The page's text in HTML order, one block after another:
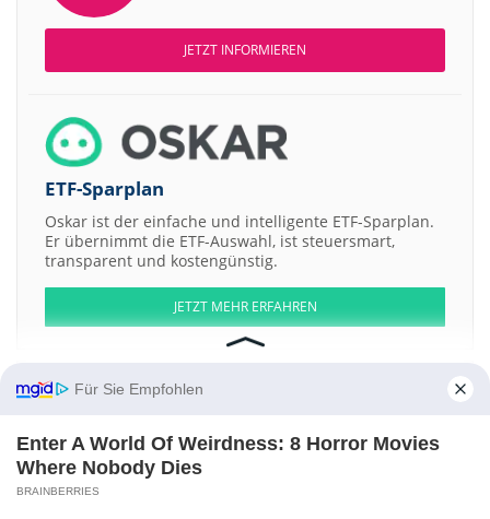
JETZT INFORMIEREN
ETF-Sparplan
Oskar ist der einfache und intelligente ETF-Sparplan.
Er übernimmt die ETF-Auswahl, ist steuersmart,
transparent und kostengünstig.
JETZT MEHR ERFAHREN
Aktien ATX DAX EuroStoxx 50 Dow Jones NASDAQ 100 Nikkei 225
S&P 500
Für Sie Empfohlen
Enter A World Of Weirdness: 8 Horror Movies
Where Nobody Dies
BRAINBERRIES